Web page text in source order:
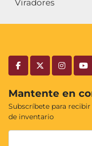
Viradores
facebooktwitter
Mantente en
Subscríbete para
de inventario